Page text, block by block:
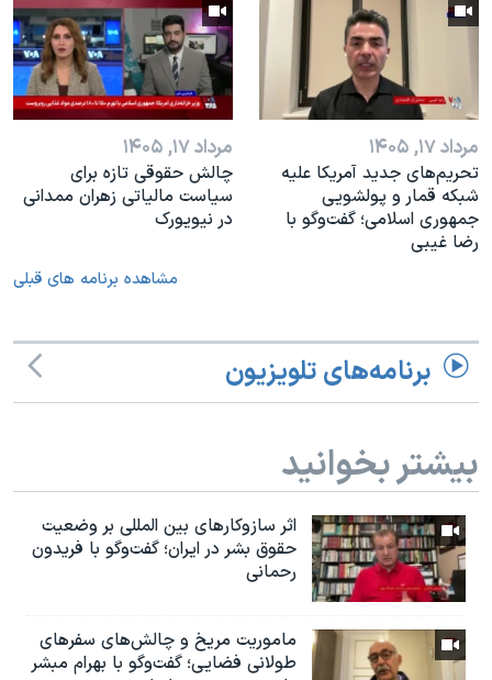
مرداد ۱۷, ۱۴۰۵
تحریم‌های جدید آمریکا علیه
شبکه قمار و پولشویی
جمهوری اسلامی؛ گفت‌وگو با
رضا غیبی
مرداد ۱۷, ۱۴۰۵
چالش حقوقی تازه برای
سیاست مالیاتی زهران ممدانی
در نیویورک
مشاهده برنامه های قبلی
برنامه‌های تلویزیون
بیشتر بخوانید
اثر ساز‌و‌کارهای بین المللی بر وضعیت
حقوق بشر در ایران؛ گفت‌وگو با فریدون
رحمانی
ماموریت مریخ و چالش‌های سفرهای
طولانی فضایی؛ گفت‌وگو با بهرام مبشر